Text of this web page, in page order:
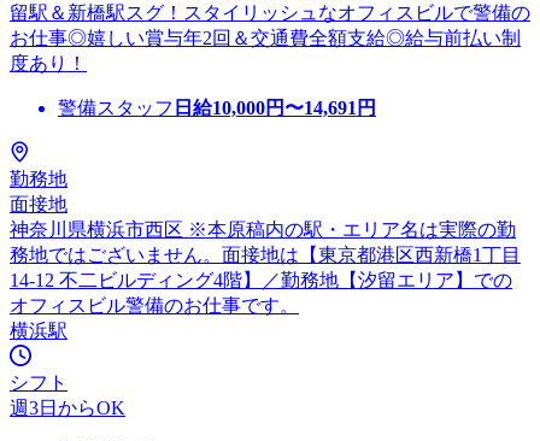
留駅＆新橋駅スグ！スタイリッシュなオフィスビルで警備の
お仕事◎嬉しい賞与年2回＆交通費全額支給◎給与前払い制
度あり！
警備スタッフ 日給10,000円〜14,691 円
勤務地
面接地
神奈川県横浜市西区 ※本原稿内の駅・エリア名は実際の勤
務地ではございません。面接地は【東京都港区西新橋1丁目
14-12 不二ビルディング4階】／勤務地【汐留エリア】での
オフィスビル警備のお仕事です。
横浜駅
シフト
週3日からOK